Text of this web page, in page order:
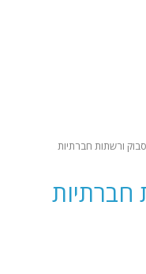
ורשתות חברתיות
חברתיות